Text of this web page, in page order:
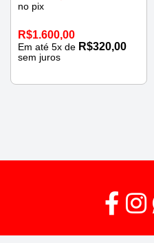
no pix
R$1.600,00
Em até 5x de R$320,00
sem juros